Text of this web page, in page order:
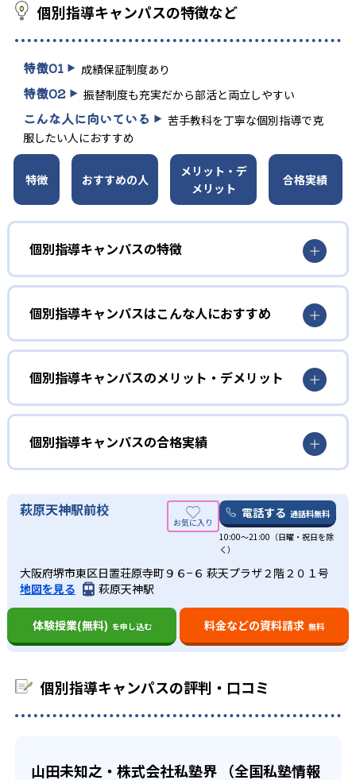
個別指導キャンパスの特徴など
特徴01 成績保証制度あり
特徴02 振替制度も充実だから部活と両立しやすい
こんな人に向いている
苦手教科を丁寧な個別指導で克
服したい人におすすめ
特徴 おすすめの人
メリット・デ
メリット
合格実績
個別指導キャンパスの特徴
01
成績保証制度あり
個別指導キャンパスでは、入塾後1年以内に、学校の定期テ
ストで定められた基準以上の成績を収めなかった場合、3ヶ
月間授業料免除で追加指導を行っている。
02 専用教材を使用した個別指導
個別指導専用教材は、講師の説明がほとんど必要ないほど
解説が豊富なため、講師の力量に左右されることなく、子
どもの学力に沿って学習を進められる。また、生徒一人ひ
とりにカスタマイズしたカリキュラムを作成している。授
03 リーズナブルな授業料
個別指導キャンパスは、口コミで入塾する生徒が大半を占
めている。
そのため、広告費に費用をかけない分、授業料を安く抑え
ている。
個別指導キャンパスはこんな人におすすめ
小学生
学校の授業を先取りしたい子ども向け
個別指導キャンパスでは、小学校の学習内容の定着に重点
を置いている。学校の授業がより一層わかるように、少し
先取りして学習することができる。
勉強に苦手意識がある中高一貫校の生徒向け
個別指導キャンパスでは「中高一貫校サポートコース」を
設けている。それぞれの学校の進度に合わせた問題を用意
しており、入念なテスト対策も行っている。
高校生
難関大学受験を目指す生徒向け
個別指導キャンパスでは「難関国公立大学進学コース」や
「難関私立大学進学コース」を設けている。志望大学の入
合格までの道のりをサポートしている。
個別指導キャンパスのメリット・デメリット
どんなメリットがある？
個別指導キャンパスには、柔軟な振替制度が整っている。
月に何度も振替が可能で、また授業当日の連絡でも振替対
応が可能だ
また、他塾と比較して授業料が非常にリーズナブルであ
る。
どんなデメリットがある？
個別指導キャンパスではクラス授業を行っていない。その
ため他の生徒と切磋琢磨しながらライバル心を持って学習
に励みたい生徒には、少し物足りない可能性がある。
個別指導キャンパスの合格実績
個別指導キャンパスは合格実績を公式サイトで公開し、合
格した学校を多数記載している。合格実績は以下の通りで
中学校の合格実績
海城中学校 -
東洋英和女学院中学校 -
市川中学校 - 栄東中学校 -
金蘭千里中学校 - 大阪桐蔭中学校 -
-
萩原天神駅前校 電話する 通話料無料
10:00～21:00（日曜・祝日を除
く）
大阪府堺市東区日置荘原寺町９６−６ 萩天プラザ２階２０１号
地図を見る
萩原天神駅
体験授業(無料) を申し込む 料金などの資料請求 無料
個別指導キャンパスの評判・口コミ
山田未知之・株式会社私塾界 （全国私塾情報